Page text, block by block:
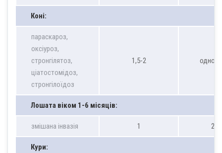
Коні:
параскароз,
оксіуроз,
стронгілятоз,
ціатостомідоз,
стронгілоїдоз
1,5-2
Лошата віком 1-6 місяців:
змішана інвазія 1 2
Кури: